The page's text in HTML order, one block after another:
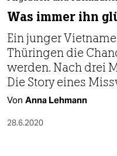
wahrheit
verlag
verlag
veranstaltungen
Was immer ihn
Ein junger
Thüringen die
werden. Nach drei
Die Story eines
Von Anna Lehmann
28.6.2020